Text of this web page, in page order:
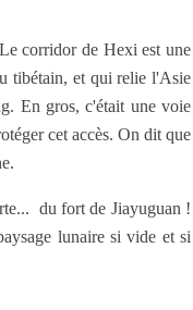
corridor de Hexi est une
tibétain, et qui relie l'Asie
En gros, c'était une voie
cet accès. On dit que
du fort de Jiayuguan !
lunaire si vide et si